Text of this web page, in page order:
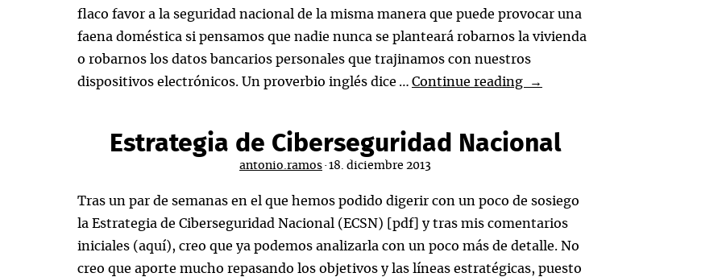
flaco favor a la seguridad nacional de la misma manera que puede provocar una
faena doméstica si pensamos que nadie nunca se planteará robarnos la vivienda
o robarnos los datos bancarios personales que trajinamos con nuestros
dispositivos electrónicos. Un proverbio inglés dice … Continue reading
Dilemas
a
Estrategia
de
Ciberseguridad
Nacional
→
Estrategia de Ciberseguridad Nacional
antonio.ramos · 18. diciembre 2013
Tras un par de semanas en el que hemos podido digerir con un poco de sosiego
la Estrategia de Ciberseguridad Nacional (ECSN) [pdf] y tras mis comentarios
iniciales (aquí), creo que ya podemos analizarla con un poco más de detalle. No
creo que aporte mucho repasando los objetivos y las líneas estratégicas, puesto